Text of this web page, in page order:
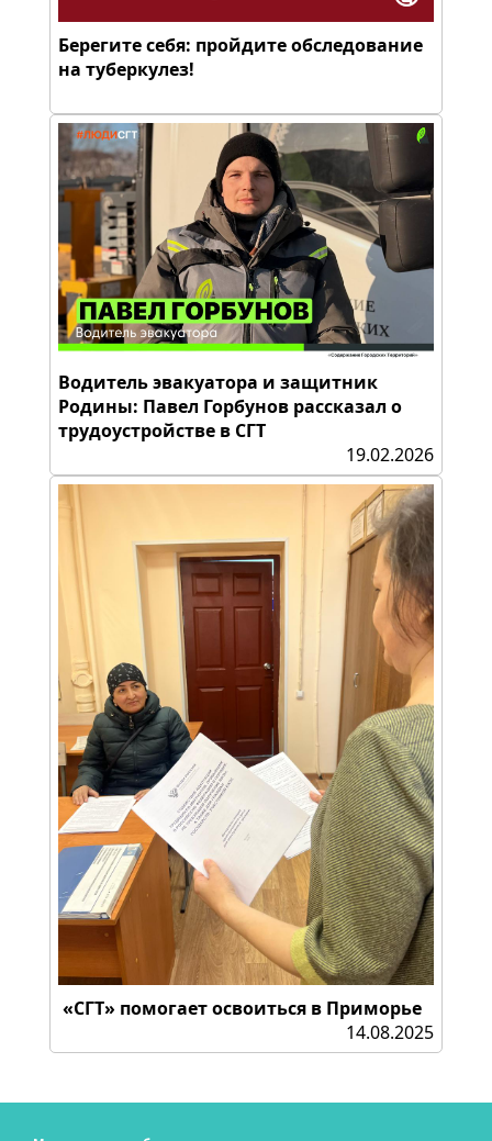
Берегите себя: пройдите обследование
на туберкулез!
Водитель эвакуатора и защитник
Родины: Павел Горбунов рассказал о
трудоустройстве в СГТ
19.02.2026
«СГТ» помогает освоиться в Приморье
14.08.2025